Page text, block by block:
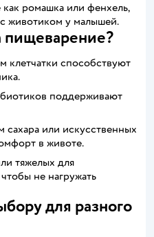
как ромашка или фенхель,
животиком у малышей.
пищеварение?
клетчатки способствуют
поддерживают
или искусственных
в животе.
тяжелых для
не нагружать
для разного